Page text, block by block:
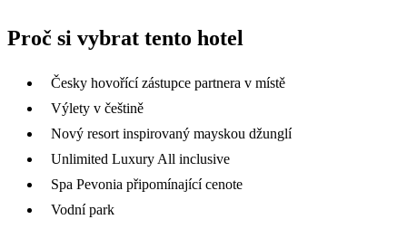
Proč si vybrat tento hotel
Česky hovořící zástupce partnera v místě
Výlety v češtině
Nový resort inspirovaný mayskou džunglí
Unlimited Luxury All inclusive
Spa Pevonia připomínající cenote
Vodní park